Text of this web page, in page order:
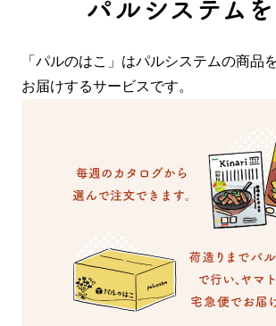
「パルのはこ」はパルシステムの商品
お届けするサービスです。